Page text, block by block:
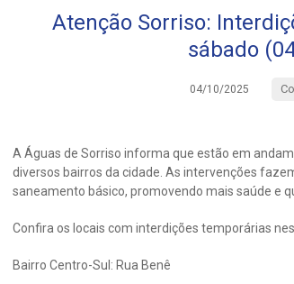
Atenção Sorriso:
sábado
04/10/2025
A Águas de Sorriso informa que estão em
diversos bairros da cidade. As intervenções
saneamento básico, promovendo mais saúde e
Confira os locais com interdições temporárias
Bairro Centro-Sul: Rua Benê